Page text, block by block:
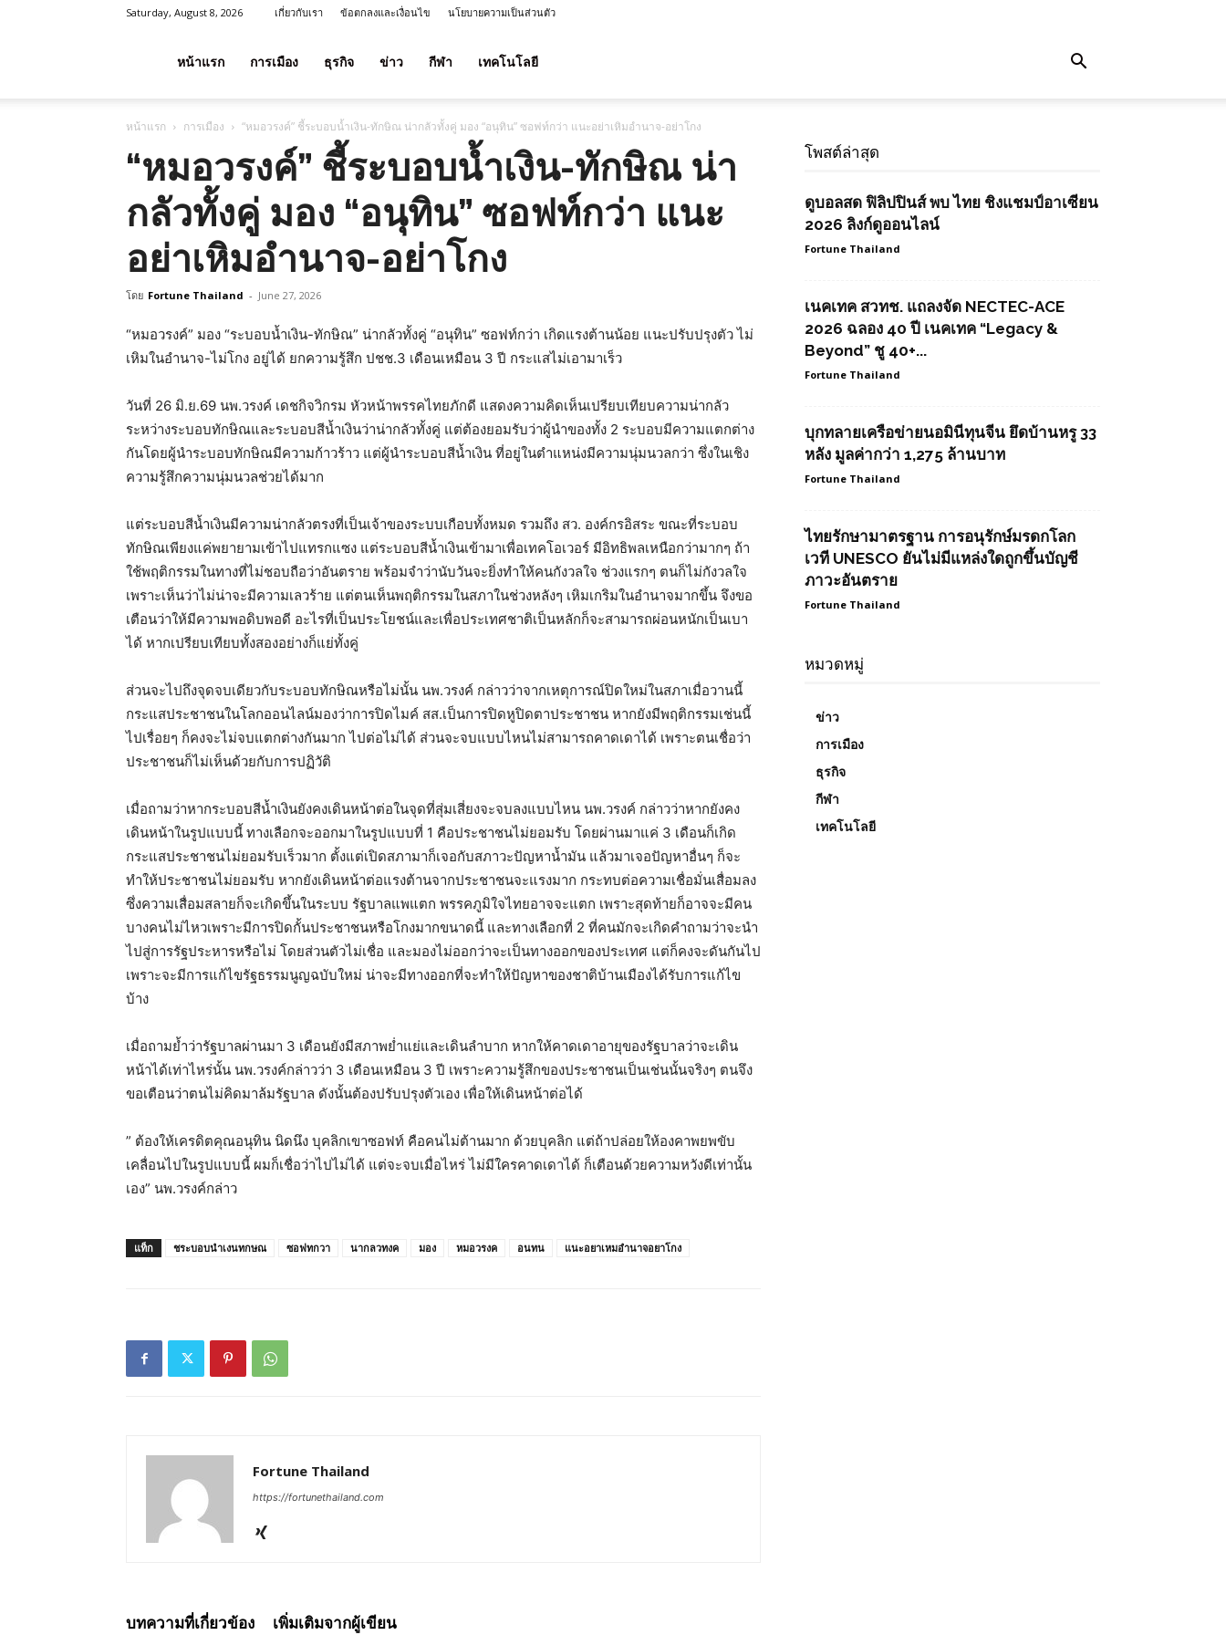
Saturday, August 8, 2026 เกี่ยวกับเรา ข้อตกลงและเงื่อนไข นโยบายความเป็นส่วนตัว
ลาภ
ประเทศไทย
หน้าแรก การเมือง ธุรกิจ ข่าว กีฬา เทคโนโลยี
หน้าแรก การเมือง “หมอวรงค์” ชี้ระบอบน้ำเงิน-ทักษิณ น่ากลัวทั้งคู่ มอง “อนุทิน” ซอฟท์กว่า แนะอย่าเหิมอำนาจ-อย่าโกง
“หมอวรงค์” ชี้ระบอบน้ำเงิน-ทักษิณ น่า
กลัวทั้งคู่ มอง “อนุทิน” ซอฟท์กว่า แนะ
อย่าเหิมอำนาจ-อย่าโกง
โดย Fortune Thailand - June 27, 2026
“หมอวรงค์” มอง “ระบอบน้ำเงิน-ทักษิณ” น่ากลัวทั้งคู่ “อนุทิน” ซอฟท์กว่า เกิดแรงต้านน้อย แนะปรับปรุงตัว ไม่
เหิมในอำนาจ-ไม่โกง อยู่ได้ ยกความรู้สึก ปชช.3 เดือนเหมือน 3 ปี กระแสไม่เอามาเร็ว
วันที่ 26 มิ.ย.69 นพ.วรงค์ เดชกิจวิกรม หัวหน้าพรรคไทยภักดี แสดงความคิดเห็นเปรียบเทียบความน่ากลัว
ระหว่างระบอบทักษิณและระบอบสีน้ำเงินว่าน่ากลัวทั้งคู่ แต่ต้องยอมรับว่าผู้นำของทั้ง 2 ระบอบมีความแตกต่าง
กันโดยผู้นำระบอบทักษิณมีความก้าวร้าว แต่ผู้นำระบอบสีน้ำเงิน ที่อยู่ในตำแหน่งมีความนุ่มนวลกว่า ซึ่งในเชิง
ความรู้สึกความนุ่มนวลช่วยได้มาก
แต่ระบอบสีน้ำเงินมีความน่ากลัวตรงที่เป็นเจ้าของระบบเกือบทั้งหมด รวมถึง สว. องค์กรอิสระ ขณะที่ระบอบ
ทักษิณเพียงแค่พยายามเข้าไปแทรกแซง แต่ระบอบสีน้ำเงินเข้ามาเพื่อเทคโอเวอร์ มีอิทธิพลเหนือกว่ามากๆ ถ้า
ใช้พฤติกรรมในทางที่ไม่ชอบถือว่าอันตราย พร้อมจำว่านับวันจะยิ่งทำให้คนกังวลใจ ช่วงแรกๆ ตนก็ไม่กังวลใจ
เพราะเห็นว่าไม่น่าจะมีความเลวร้าย แต่ตนเห็นพฤติกรรมในสภาในช่วงหลังๆ เหิมเกริมในอำนาจมากขึ้น จึงขอ
เตือนว่าให้มีความพอดิบพอดี อะไรที่เป็นประโยชน์และเพื่อประเทศชาติเป็นหลักก็จะสามารถผ่อนหนักเป็นเบา
ได้ หากเปรียบเทียบทั้งสองอย่างก็แย่ทั้งคู่
ส่วนจะไปถึงจุดจบเดียวกับระบอบทักษิณหรือไม่นั้น นพ.วรงค์ กล่าวว่าจากเหตุการณ์ปิดใหม่ในสภาเมื่อวานนี้
กระแสประชาชนในโลกออนไลน์มองว่าการปิดไมค์ สส.เป็นการปิดหูปิดตาประชาชน หากยังมีพฤติกรรมเช่นนี้
ไปเรื่อยๆ ก็คงจะไม่จบแตกต่างกันมาก ไปต่อไม่ได้ ส่วนจะจบแบบไหนไม่สามารถคาดเดาได้ เพราะตนเชื่อว่า
ประชาชนก็ไม่เห็นด้วยกับการปฏิวัติ
เมื่อถามว่าหากระบอบสีน้ำเงินยังคงเดินหน้าต่อในจุดที่สุ่มเสี่ยงจะจบลงแบบไหน นพ.วรงค์ กล่าวว่าหากยังคง
เดินหน้าในรูปแบบนี้ ทางเลือกจะออกมาในรูปแบบที่ 1 คือประชาชนไม่ยอมรับ โดยผ่านมาแค่ 3 เดือนก็เกิด
กระแสประชาชนไม่ยอมรับเร็วมาก ตั้งแต่เปิดสภามาก็เจอกับสภาวะปัญหาน้ำมัน แล้วมาเจอปัญหาอื่นๆ ก็จะ
ทำให้ประชาชนไม่ยอมรับ หากยังเดินหน้าต่อแรงต้านจากประชาชนจะแรงมาก กระทบต่อความเชื่อมั่นเสื่อมลง
ซึ่งความเสื่อมสลายก็จะเกิดขึ้นในระบบ รัฐบาลแพแตก พรรคภูมิใจไทยอาจจะแตก เพราะสุดท้ายก็อาจจะมีคน
บางคนไม่ไหวเพราะมีการปิดกั้นประชาชนหรือโกงมากขนาดนี้ และทางเลือกที่ 2 ที่คนมักจะเกิดคำถามว่าจะนำ
ไปสู่การรัฐประหารหรือไม่ โดยส่วนตัวไม่เชื่อ และมองไม่ออกว่าจะเป็นทางออกของประเทศ แต่ก็คงจะดันกันไป
เพราะจะมีการแก้ไขรัฐธรรมนูญฉบับใหม่ น่าจะมีทางออกที่จะทำให้ปัญหาของชาติบ้านเมืองได้รับการแก้ไข
บ้าง
เมื่อถามย้ำว่ารัฐบาลผ่านมา 3 เดือนยังมีสภาพย่ำแย่และเดินลำบาก หากให้คาดเดาอายุของรัฐบาลว่าจะเดิน
หน้าได้เท่าไหร่นั้น นพ.วรงค์กล่าวว่า 3 เดือนเหมือน 3 ปี เพราะความรู้สึกของประชาชนเป็นเช่นนั้นจริงๆ ตนจึง
ขอเตือนว่าตนไม่คิดมาล้มรัฐบาล ดังนั้นต้องปรับปรุงตัวเอง เพื่อให้เดินหน้าต่อได้
” ต้องให้เครดิตคุณอนุทิน นิดนึง บุคลิกเขาซอฟท์ คือคนไม่ต้านมาก ด้วยบุคลิก แต่ถ้าปล่อยให้องคาพยพขับ
เคลื่อนไปในรูปแบบนี้ ผมก็เชื่อว่าไปไม่ได้ แต่จะจบเมื่อไหร่ ไม่มีใครคาดเดาได้ ก็เตือนด้วยความหวังดีเท่านั้น
เอง” นพ.วรงค์กล่าว
แท็ก ชระบอบนำเงนทกษณ ซอฟทกวา นากลวทงค มอง หมอวรงค อนทน แนะอยาเหมอำนาจอยาโกง
Fortune Thailand
https://fortunethailand.com
บทความที่เกี่ยวข้อง เพิ่มเติมจากผู้เขียน
โพสต์ล่าสุด
ดูบอลสด ฟิลิปปินส์ พบ ไทย ชิงแชมป์อาเซียน
2026 ลิงก์ดูออนไลน์
Fortune Thailand
เนคเทค สวทช. แถลงจัด NECTEC-ACE
2026 ฉลอง 40 ปี เนคเทค “Legacy &
Beyond” ชู 40+...
Fortune Thailand
บุกทลายเครือข่ายนอมินีทุนจีน ยึดบ้านหรู 33
หลัง มูลค่ากว่า 1,275 ล้านบาท
Fortune Thailand
ไทยรักษามาตรฐาน การอนุรักษ์มรดกโลก
เวที UNESCO ยันไม่มีแหล่งใดถูกขึ้นบัญชี
ภาวะอันตราย
Fortune Thailand
หมวดหมู่
ข่าว
การเมือง
ธุรกิจ
กีฬา
เทคโนโลยี